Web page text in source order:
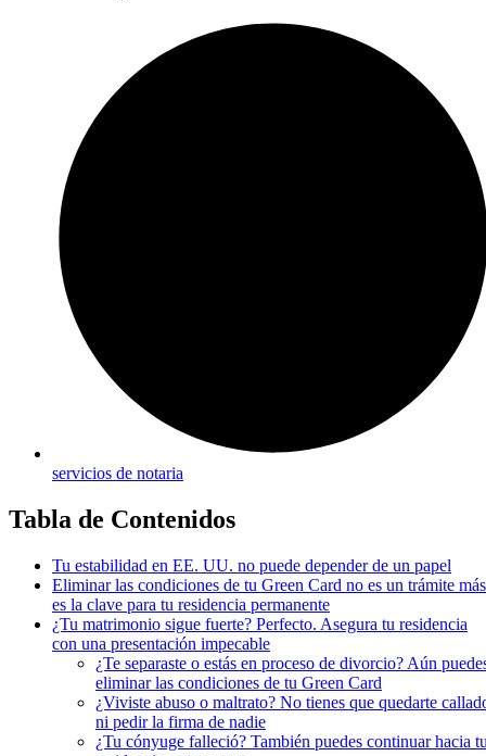
servicios de notaria
Tabla de Contenidos
Tu estabilidad en EE. UU. no puede depender de un papel
Eliminar las condiciones de tu Green Card no es un trámite
es la clave para tu residencia permanente
¿Tu matrimonio sigue fuerte? Perfecto. Asegura tu residencia
con una presentación impecable
¿Te separaste o estás en proceso de divorcio? Aún
eliminar las condiciones de tu Green Card
¿Viviste abuso o maltrato? No tienes que quedarte
ni pedir la firma de nadie
¿Tu cónyuge falleció? También puedes continuar hacia